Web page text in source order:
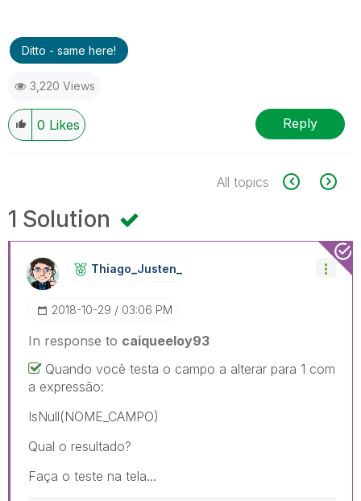
Ditto - same here!
3,220 Views
0 Likes Reply
All topics
1 Solution
Thiago_Justen_
‎2018-10-29 03:06 PM
In response to caiqueeloy93
Quando você testa o campo a alterar para 1 com
a expressão:
IsNull(NOME_CAMPO)
Qual o resultado?
Faça o teste na tela...